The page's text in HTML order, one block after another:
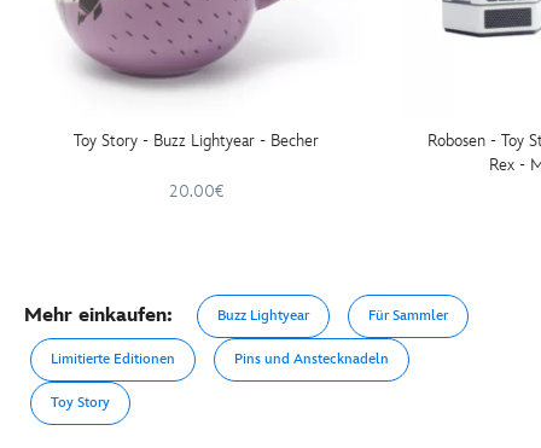
Toy Story - Buzz Lightyear - Becher
20.00€
Robosen - Toy
Rex -
Mehr einkaufen: Buzz Lightyear Für Sammler
Limitierte Editionen Pins und Anstecknadeln
Toy Story